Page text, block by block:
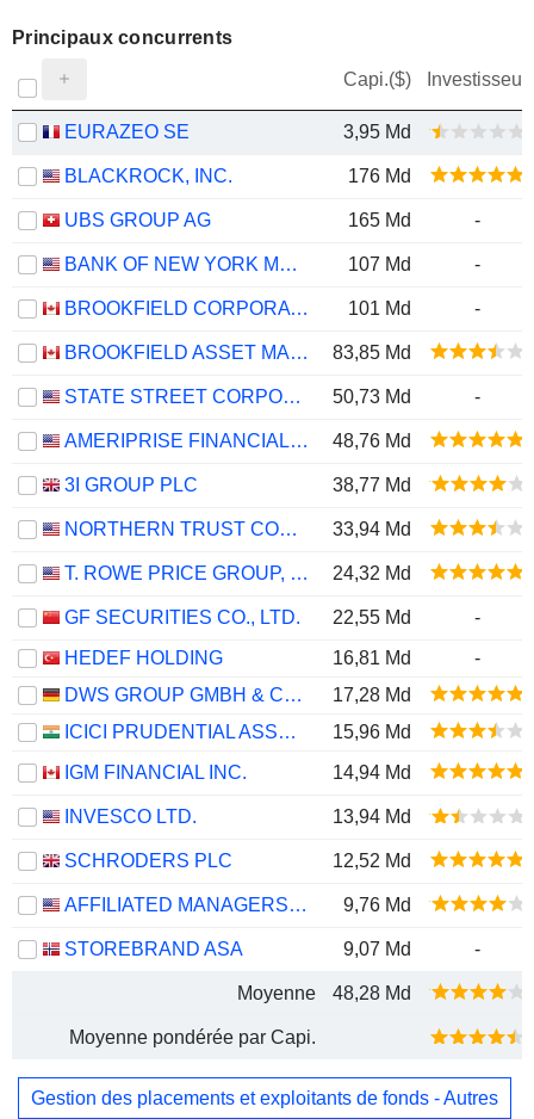
Principaux concurrents
Capi.($) Investisseur
EURAZEO SE 3,95 Md
BLACKROCK, INC. 176 Md
UBS GROUP AG 165 Md -
BANK OF NEW YORK MELLON CORPORATION (THE) 107 Md -
BROOKFIELD CORPORATION 101 Md -
BROOKFIELD ASSET MANAGEMENT LTD. 83,85 Md
STATE STREET CORPORATION 50,73 Md -
AMERIPRISE FINANCIAL, INC. 48,76 Md
3I GROUP PLC 38,77 Md
NORTHERN TRUST CORPORATION 33,94 Md
T. ROWE PRICE GROUP, INC. 24,32 Md
GF SECURITIES CO., LTD. 22,55 Md
-
HEDEF HOLDING
16,81 Md
-
DWS GROUP GMBH & CO. KGAA
17,28 Md
ICICI PRUDENTIAL ASSET MANAGEMENT COMPANY LIMITED
15,96 Md
IGM FINANCIAL INC.
14,94 Md
INVESCO LTD. 13,94 Md
SCHRODERS PLC 12,52 Md
AFFILIATED MANAGERS GROUP, INC. 9,76 Md
STOREBRAND ASA 9,07 Md -
Moyenne 48,28 Md
Moyenne pondérée par Capi.
Gestion des placements et exploitants de fonds - Autres